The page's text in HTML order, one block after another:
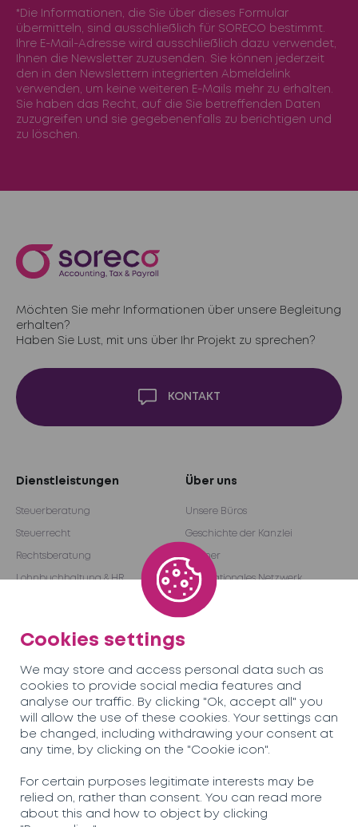
*Die Informationen, die Sie über dieses Formular
übermitteln, sind ausschließlich für SORECO bestimmt.
Ihre E-Mail-Adresse wird ausschließlich dazu verwendet,
Ihnen die Newsletter zuzusenden. Sie können jederzeit
den in den Newslettern integrierten Abmeldelink
verwenden, um keine weiteren E-Mails mehr zu erhalten.
Sie haben das Recht, auf die Sie betreffenden Daten
zuzugreifen und sie gegebenenfalls zu berichtigen und
zu löschen.
Möchten Sie mehr Informationen über unsere Begleitung
erhalten?
Haben Sie Lust, mit uns über Ihr Projekt zu sprechen?
KONTAKT
Dienstleistungen
Steuerberatung
Steuerrecht
Rechtsberatung
Lohnbuchhaltung & HR
Über uns
Unsere Büros
Geschichte der Kanzlei
Partner
Internationales Netzwerk
Become a partner
Team Karriere
Soreco© 2026
Datenschutzbestimmungen
Rechtliche Informationen
Cookies settings
We may store and access personal data such as
cookies to provide social media features and
analyse our traffic. By clicking "Ok, accept all" you
will allow the use of these cookies. Your settings can
be changed, including withdrawing your consent at
any time, by clicking on the "Cookie icon".
For certain purposes legitimate interests may be
relied on, rather than consent. You can read more
about this and how to object by clicking